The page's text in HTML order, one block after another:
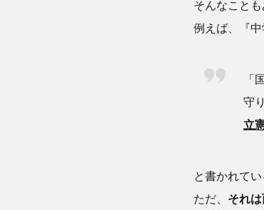
そんなこと
例えば、『中
「
守
立
と書かれてい
ただ、 それ